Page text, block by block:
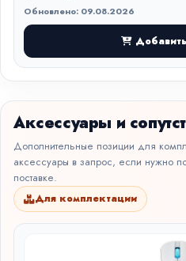
Обновлено: 09.08.2026
Аксессуары и
Дополнительные позиции для
аксессуары в запрос, если нужно
поставке.
Для комплектации